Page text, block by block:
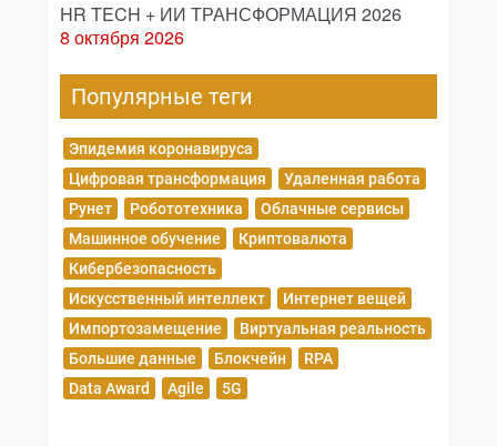
HR TECH + ИИ ТРАНСФОРМАЦИЯ 2026
8 октября 2026
Популярные теги
Эпидемия коронавируса
Цифровая трансформация
Удаленная работа
Рунет
Робототехника
Облачные сервисы
Машинное обучение
Криптовалюта
Кибербезопасность
Искусственный интеллект
Интернет вещей
Импортозамещение
Виртуальная реальность
Большие данные
Блокчейн
RPA
Data Award
Agile 5G